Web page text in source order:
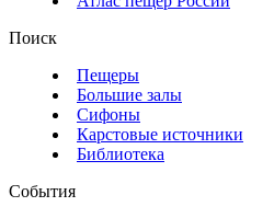
Поиск
Пещеры
Большие залы
Сифоны
Карстовые источники
Библиотека
События